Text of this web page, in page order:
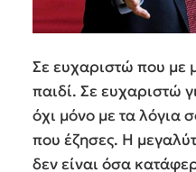
Σε ευχαριστώ που με
παιδί. Σε ευχαριστώ
όχι μόνο με τα λόγια
που έζησες. Η
δεν είναι όσα